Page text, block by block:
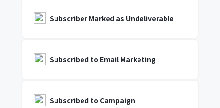
Subscriber Marked as Undeliverable
Subscribed to Email Marketing
Subscribed to Campaign